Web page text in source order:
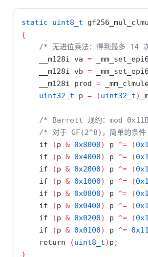
static uint8_t
{
/* 无进位乘法：得到最多 14
    __m128i va
=
    __m128i vb
=
    __m128i prod
=
uint32_t p = (uint32_t)
/* Barrett 规约：mod
/* 对于 GF(2^8)，简单的条
if
(p & 0x8000) p ^= (
if
(p & 0x4000) p ^= (
if
(p & 0x2000) p ^= (
if
(p & 0x1000) p ^= (
if
(p & 0x0800) p ^= (
if
(p & 0x0400) p ^= (
if
(p & 0x0200) p ^= (
if
(p & 0x0100) p ^=
return
(uint8_t) p ;
}